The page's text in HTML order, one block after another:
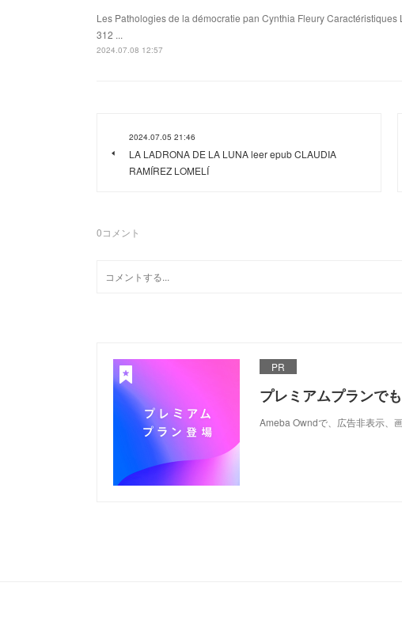
Les Pathologies de la démocratie pan Cynthia Fleury
312 ...
2024.07.08 12:57
2024.07.05 21:46
LA LADRONA DE LA LUNA leer epub CLAUDIA
RAMÍREZ LOMELÍ
0コメント
PR
プレミアムプランで
Ameba Owndで、広告非表示、